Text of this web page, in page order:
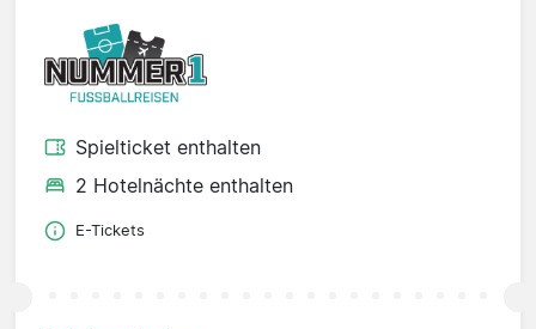
Spielticket enthalten
2 Hotelnächte enthalten
E-Tickets